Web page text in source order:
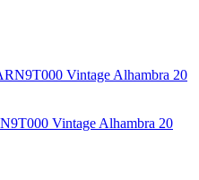
Vintage Alhambra 20